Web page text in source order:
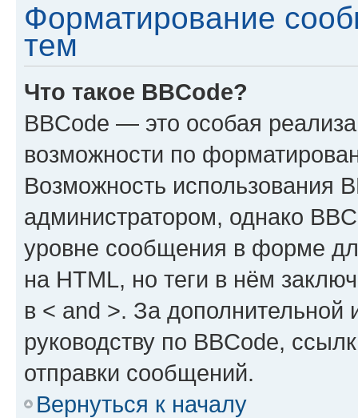
Форматирование
тем
Что такое BBCode?
BBCode — это особая
возможности по
Возможность использования
администратором, однако
уровне сообщения в форме
на HTML, но теги в нём
в < and >. За
руководству по BBCode,
отправки сообщений.
Вернуться к началу